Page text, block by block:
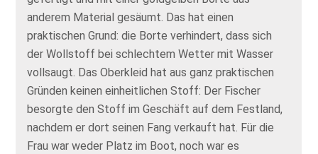
anderem Material gesäumt. Das hat einen
praktischen Grund: die Borte verhindert, dass sich
der Wollstoff bei schlechtem Wetter mit Wasser
vollsaugt. Das Oberkleid hat aus ganz praktischen
Gründen keinen einheitlichen Stoff: Der Fischer
besorgte den Stoff im Geschäft auf dem Festland,
nachdem er dort seinen Fang verkauft hat. Für die
Frau war weder Platz im Boot, noch war es